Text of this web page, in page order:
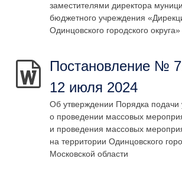
заместителями директора
бюджетного учреждения
Одинцовского городского округа»
Постановление №
12 июля 2024
Об утверждении Порядка подачи
о проведении массовых
и проведения массовых
на территории Одинцовского
Московской области